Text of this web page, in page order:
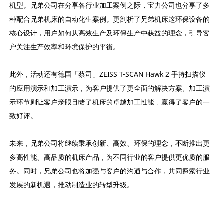
机型。兄弟公司在分享各行业加工案例之际，宝力公司也分享了多
种配合兄弟机床的自动化生案例。更剖析了兄弟机床这环保设备的
核心设计，用户如何从高效生产及环保生产中获益的理念，引导客
户关注生产效率和环境保护的平衡。
此外，活动还有德国「蔡司」ZEISS T-SCAN Hawk 2 手持扫描仪
的应用演示和加工演示，为客户提供了更全面的解决方案。加工演
示环节则让客户亲眼目睹了机床的卓越加工性能，赢得了客户的一
致好评。
未来，兄弟公司将继续秉承创新、高效、环保的理念，不断推出更
多高性能、高品质的机床产品，为不同行业的客户提供更优质的服
务。同时，兄弟公司也将加强与客户的沟通与合作，共同探索行业
发展的新机遇，推动制造业的转型升级。